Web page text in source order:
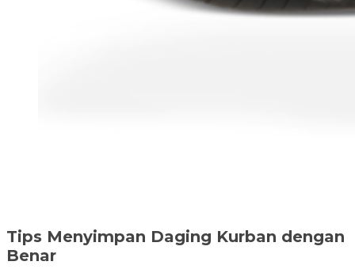
Tips Menyimpan Daging Kurban dengan
Benar